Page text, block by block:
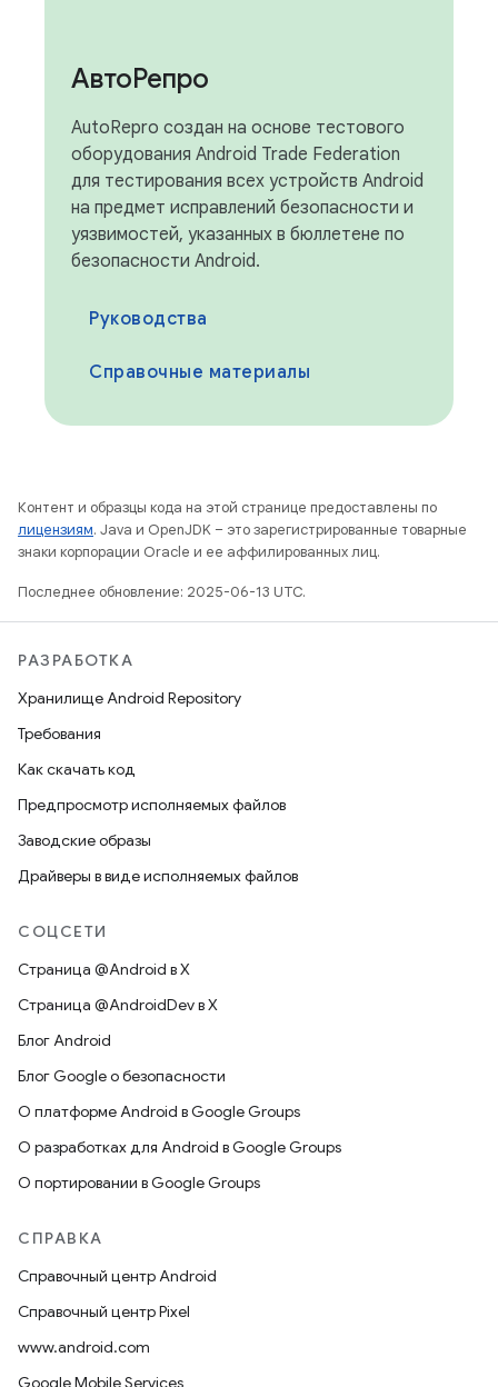
АвтоРепро
AutoRepro создан на основе тестового
оборудования Android Trade Federation
для тестирования всех устройств Android
на предмет исправлений безопасности и
уязвимостей, указанных в бюллетене по
безопасности Android.
Руководства
Справочные материалы
Контент и образцы кода на этой странице предоставлены по
лицензиям. Java и OpenJDK – это зарегистрированные товарные
знаки корпорации Oracle и ее аффилированных лиц.
Последнее обновление: 2025-06-13 UTC.
РАЗРАБОТКА
Хранилище Android Repository
Требования
Как скачать код
Предпросмотр исполняемых файлов
Заводские образы
Драйверы в виде исполняемых файлов
СОЦСЕТИ
Страница @Android в X
Страница @AndroidDev в X
Блог Android
Блог Google о безопасности
О платформе Android в Google Groups
О разработках для Android в Google Groups
О портировании в Google Groups
СПРАВКА
Справочный центр Android
Справочный центр Pixel
www.android.com
Google Mobile Services